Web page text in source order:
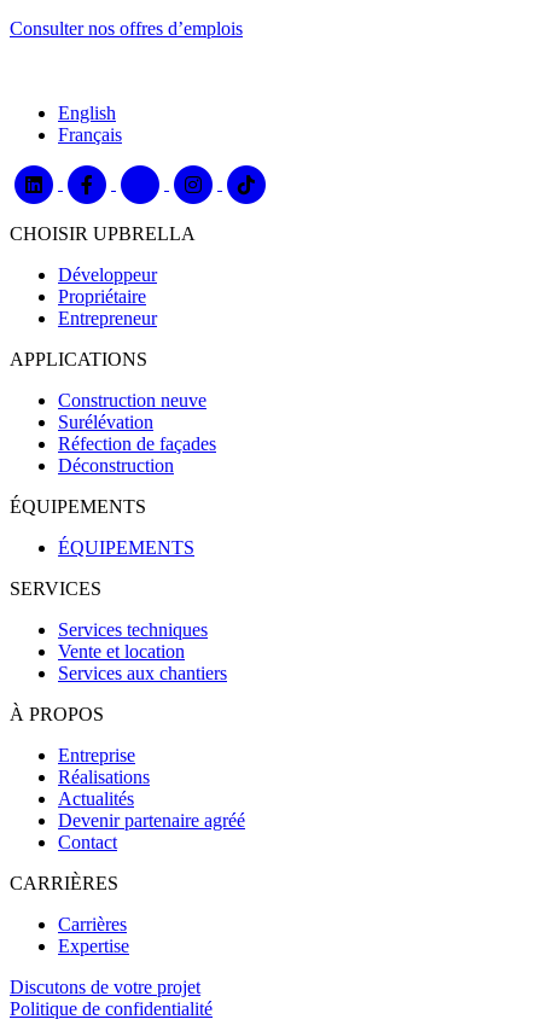
Consulter nos offres d’emplois
English
Français
CHOISIR UPBRELLA
Développeur
Propriétaire
Entrepreneur
APPLICATIONS
Construction neuve
Surélévation
Réfection de façades
Déconstruction
ÉQUIPEMENTS
ÉQUIPEMENTS
SERVICES
Services techniques
Vente et location
Services aux chantiers
À PROPOS
Entreprise
Réalisations
Actualités
Devenir partenaire agréé
Contact
CARRIÈRES
Carrières
Expertise
Discutons de votre projet
Politique de confidentialité